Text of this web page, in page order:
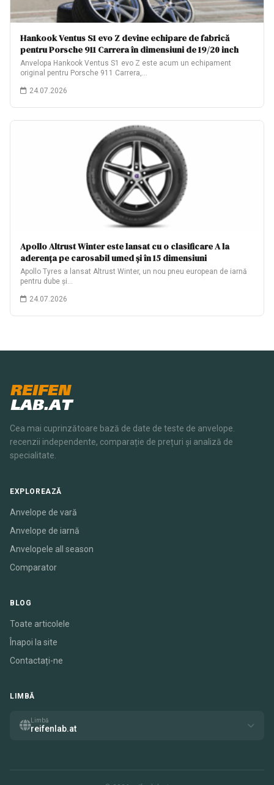
Hankook Ventus S1 evo Z devine echipare de fabrică
pentru Porsche 911 Carrera în dimensiuni de 19/20 inch
Anvelopa Hankook Ventus S1 evo Z este acum un echipament
original pentru Porsche 911 Carrera,…
24.07.2026
Apollo Altrust Winter este lansat cu o clasificare A la
aderența pe carosabil umed și în 15 dimensiuni
Apollo Tyres a lansat Altrust Winter, un nou pneu european de iarnă
pentru dube și…
24.07.2026
REIFEN
LAB.AT
Cea mai cuprinzătoare bază de date de teste de anvelope.
recenzii independente, comparație de prețuri și analiză de
specialitate.
EXPLOREAZĂ
Anvelope de vară
Anvelope de iarnă
Anvelopele all season
Comparator
BLOG
Toate articolele
Înapoi la site
Contactați-ne
LIMBĂ
Limbă
reifenlab.at